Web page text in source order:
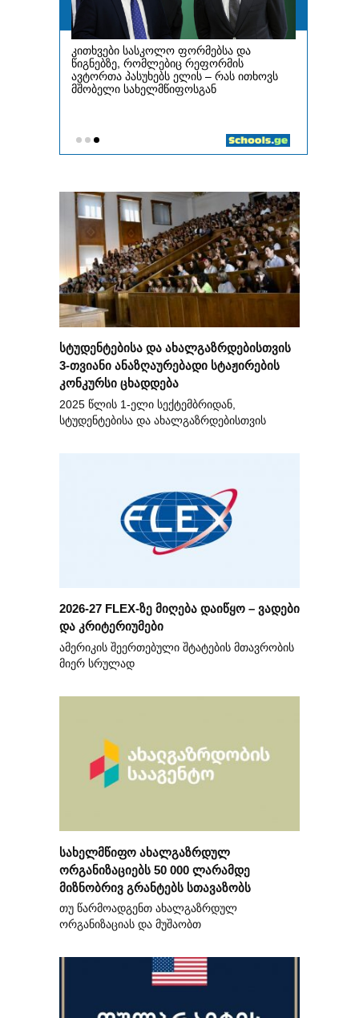
სტუდენტებისა და ახალგაზრდებისთვის
3-თვიანი ანაზღაურებადი სტაჟირების
კონკურსი ცხადდება
2025 წლის 1-ელი სექტემბრიდან,
სტუდენტებისა და ახალგაზრდებისთვის
2026-27 FLEX-ზე მიღება დაიწყო – ვადები
და კრიტერიუმები
ამერიკის შეერთებული შტატების მთავრობის
მიერ სრულად
სახელმწიფო ახალგაზრდულ
ორგანიზაციებს 50 000 ლარამდე
მიზნობრივ გრანტებს სთავაზობს
თუ წარმოადგენთ ახალგაზრდულ
ორგანიზაციას და მუშაობთ